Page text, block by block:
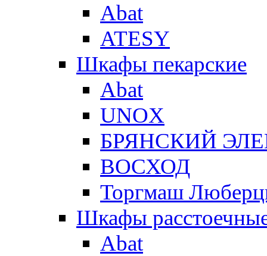
Abat
ATESY
Шкафы пекарские
Abat
UNOX
БРЯНСКИЙ
ВОСХОД
Торгмаш
Шкафы
Abat